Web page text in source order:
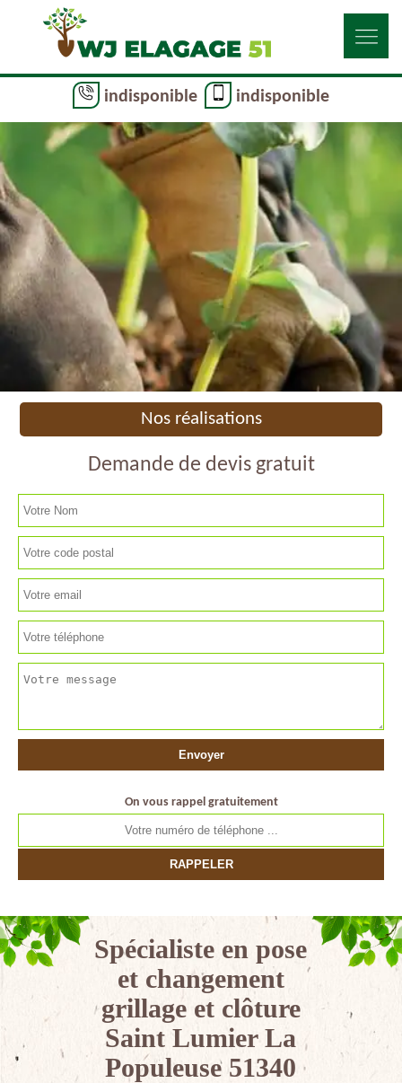
indisponible indisponible
Nos réalisations
Demande de devis gratuit
On vous rappel gratuitement
Spécialiste en pose
et changement
grillage et clôture
Saint Lumier La
Populeuse 51340